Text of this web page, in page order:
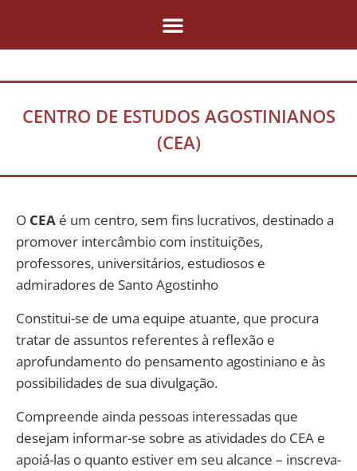
o
conteúdo
CENTRO DE ESTUDOS AGOSTINIANOS
(CEA)
O CEA é um centro, sem fins lucrativos, destinado a
promover intercâmbio com instituições,
professores, universitários, estudiosos e
admiradores de Santo Agostinho
Constitui-se de uma equipe atuante, que procura
tratar de assuntos referentes à reflexão e
aprofundamento do pensamento agostiniano e às
possibilidades de sua divulgação.
Compreende ainda pessoas interessadas que
desejam informar-se sobre as atividades do CEA e
apoiá-las o quanto estiver em seu alcance – inscreva-